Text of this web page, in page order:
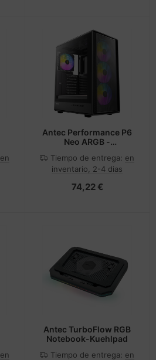
en
Antec Performance P6
Neo ARGB -
Tiempo de entrega: en
inventario, 2-4 dias
74,22 €
en
Antec TurboFlow RGB
Notebook-Kuehlpad
Tiempo de entrega: en